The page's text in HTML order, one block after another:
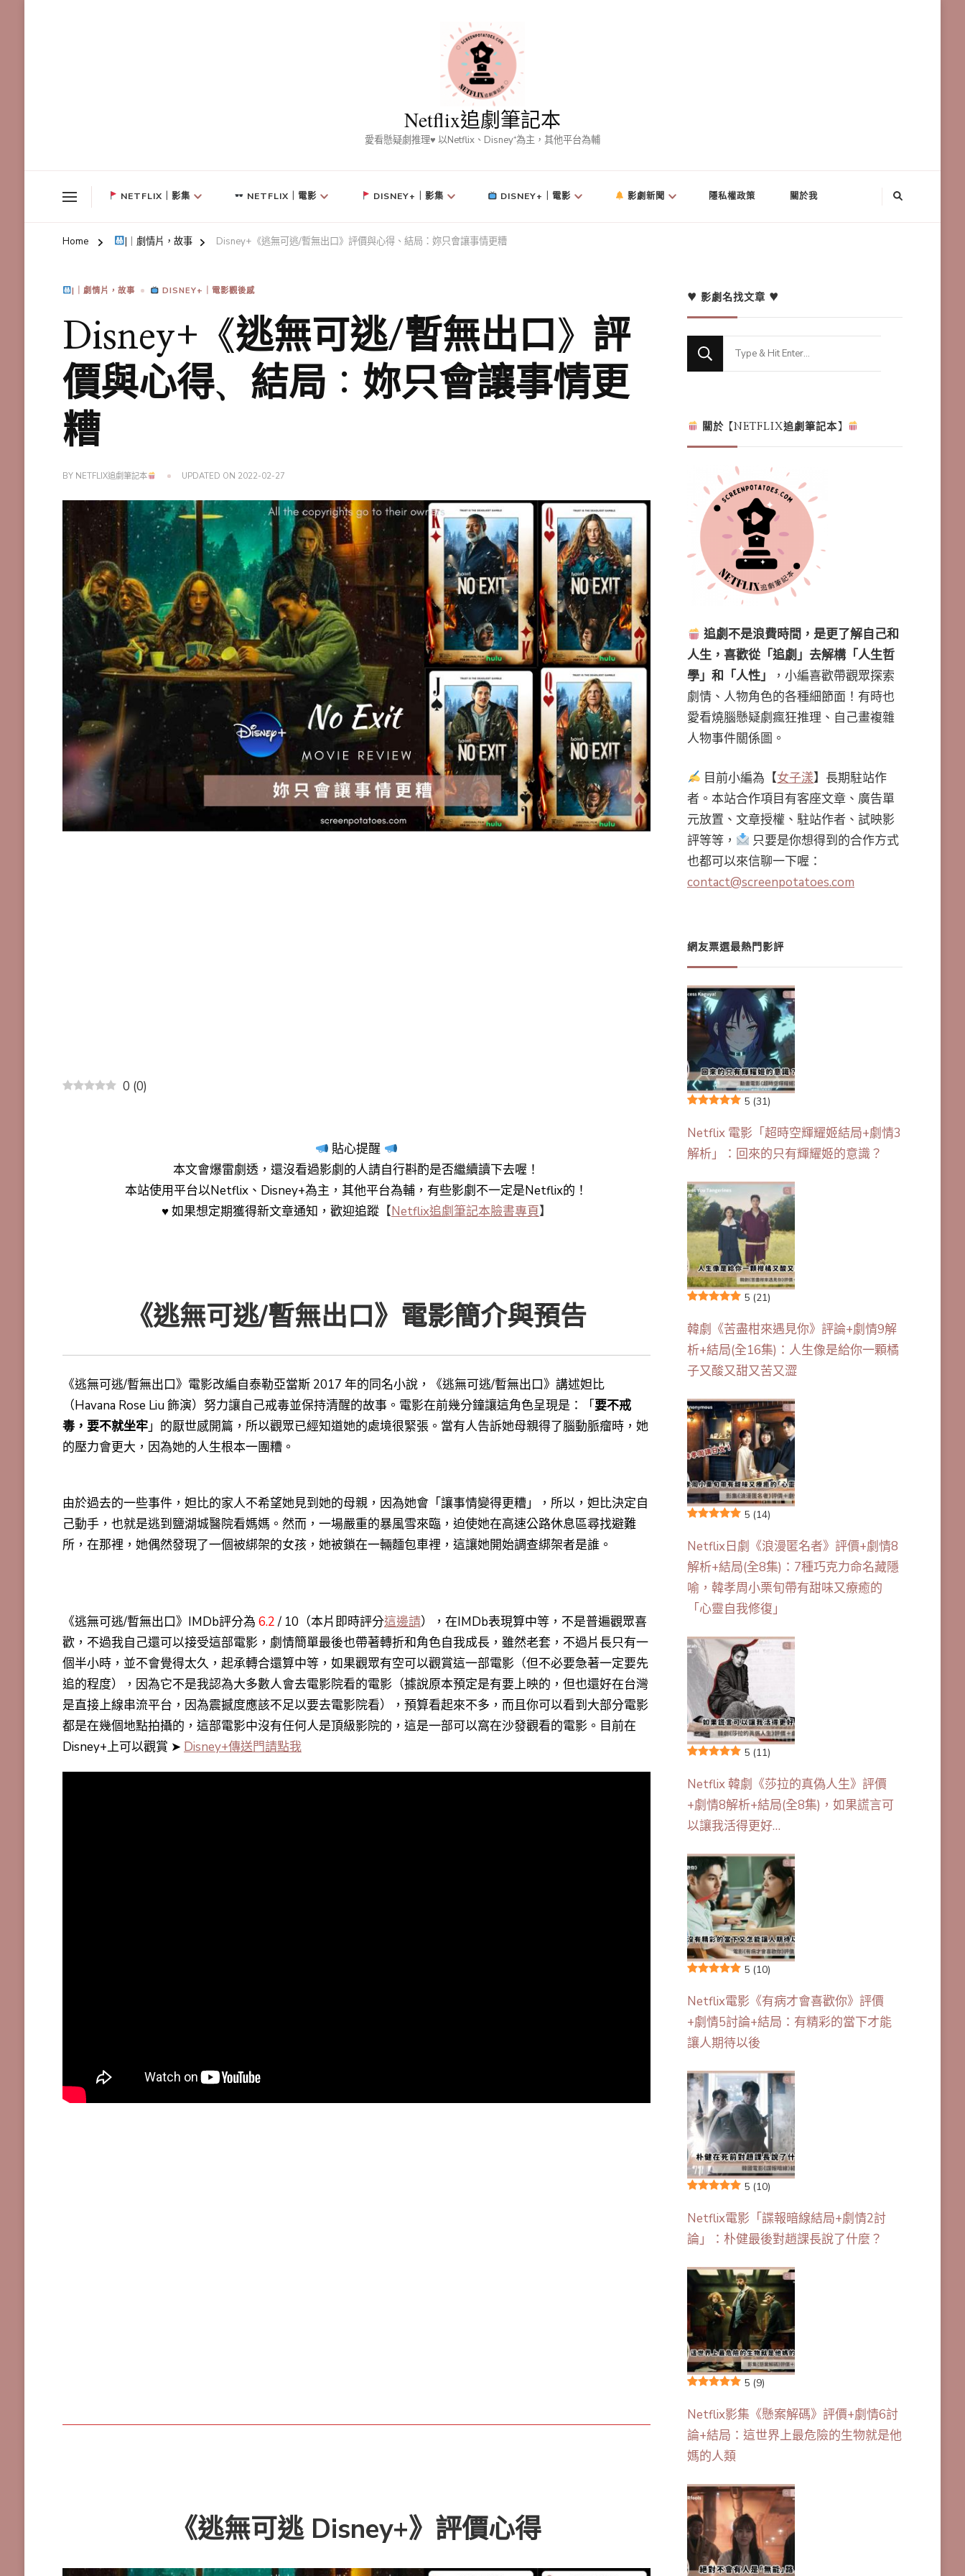
Netflix追劇筆記本
愛看懸疑劇推理♥ 以Netflix、Disney⁺為主，其他平台為輔
NETFLIX｜影集 NETFLIX｜電影 DISNEY+｜影集 DISNEY+｜電影 影劇新聞 隱私權政策 關於我
Home |｜劇情片，故事 Disney+《逃無可逃/暫無出口》評價與心得、結局：妳只會讓事情更糟
|｜劇情片，故事 DISNEY+｜電影觀後感
Disney+《逃無可逃/暫無出口》評
價與心得、結局：妳只會讓事情更
糟
BY NETFLIX追劇筆記本 UPDATED ON 2022-02-27
0 (0)
貼心提醒
本文會爆雷劇透 ，還沒看過影劇的人請自行斟酌是否繼續讀下去喔！
本站使用平台以Netflix、Disney+為主，其他平台為輔，有些影劇不一定是Netflix的！
♥ 如果想定期獲得新文章通知，歡迎追蹤【Netflix追劇筆記本臉書專頁】
《逃無可逃/暫無出口》電影簡介與預告
《逃無可逃/暫無出口》電影改編自泰勒亞當斯 2017 年的同名小說，《逃無可逃/暫無出口》講述妲比
（Havana Rose Liu 飾演）努力讓自己戒毒並保持清醒的故事。電影在前幾分鐘讓這角色呈現是：「要不戒
毒，要不就坐牢」的厭世感開篇，所以觀眾已經知道她的處境很緊張。當有人告訴她母親得了腦動脈瘤時，她
的壓力會更大，因為她的人生根本一團糟。
由於過去的一些事件，妲比的家人不希望她見到她的母親，因為她會「讓事情變得更糟」，所以，妲比決定自
己動手，也就是逃到鹽湖城醫院看媽媽。然而，一場嚴重的暴風雪來臨，迫使她在高速公路休息區尋找避難
所，在那裡，她偶然發現了一個被綁架的女孩，她被鎖在一輛麵包車裡，這讓她開始調查綁架者是誰。
《逃無可逃/暫無出口》IMDb評分為 6.2/ 10（本片即時評分這邊請），在IMDb表現算中等，不是普遍觀眾喜
歡，不過我自己還可以接受這部電影，劇情簡單最後也帶著轉折和角色自我成長，雖然老套，不過片長只有一
個半小時，並不會覺得太久，起承轉合還算中等，如果觀眾有空可以觀賞這一部電影（但不必要急著一定要先
追的程度），因為它不是我認為大多數人會去電影院看的電影（據說原本預定是有要上映的，但也還好在台灣
是直接上線串流平台，因為震撼度應該不足以要去電影院看），預算看起來不多，而且你可以看到大部分電影
都是在幾個地點拍攝的，這部電影中沒有任何人是頂級影院的，這是一部可以窩在沙發觀看的電影。目前在
Disney+上可以觀賞 ➤ Disney+傳送門請點我
《逃無可逃 Disney+》評價心得
♥ 影劇名找文章 ♥
Looking
關於【NETFLIX追劇筆記本】
追劇不是浪費時間，是更了解自己和
人生，喜歡從「追劇」去解構「人生哲
學」和「人性」
，小編喜歡帶觀眾探索
劇情、人物角色的各種細節面！有時也
愛看燒腦懸疑劇瘋狂推理、自己畫複雜
人物事件關係圖。
目前小編為【女子漾】長期駐站作
者。本站合作項目有客座文章、廣告單
元放置、文章授權、駐站作者、試映影
評等等，
只要是你想得到的合作方式
也都可以來信聊一下喔：
contact@screenpotatoes.com
網友票選最熱門影評
5 (31)
Netflix 電影「超時空輝耀姬結局+劇情3
解析」：回來的只有輝耀姬的意識？
5 (21)
韓劇《苦盡柑來遇見你》評論+劇情9解
析+結局(全16集)：人生像是給你一顆橘
子又酸又甜又苦又澀
5 (14)
Netflix日劇《浪漫匿名者》評價+劇情8
解析+結局(全8集)：7種巧克力命名藏隱
喻，韓孝周小栗旬帶有甜味又療癒的
「心靈自我修復」
5 (11)
Netflix 韓劇《莎拉的真偽人生》評價
+劇情8解析+結局(全8集)，如果謊言可
以讓我活得更好…
5 (10)
Netflix電影《有病才會喜歡你》評價
+劇情5討論+結局：有精彩的當下才能
讓人期待以後
5 (10)
Netflix電影「諜報暗線結局+劇情2討
論」：朴健最後對趙課長說了什麼？
5 (9)
Netflix影集《懸案解碼》評價+劇情6討
論+結局：這世界上最危險的生物就是他
媽的人類